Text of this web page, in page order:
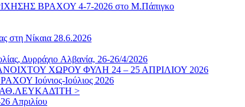
ΒΡΑΧΟΥ 4-7-2026 στο Μ.Πάπιγκο
στη Νίκαια 28.6.2026
Δυρράχιο Aλβανία, 26-26/4/2026
ΧΩΡΟΥ ΦΥΛΗ 24 – 25 ΑΠΡΙΛΙΟΥ 2026
Ιούνιος-Ιούλιος 2026
<ΑΘ.ΛΕΥΚΑΔΊΤΗ >
Απριλίου